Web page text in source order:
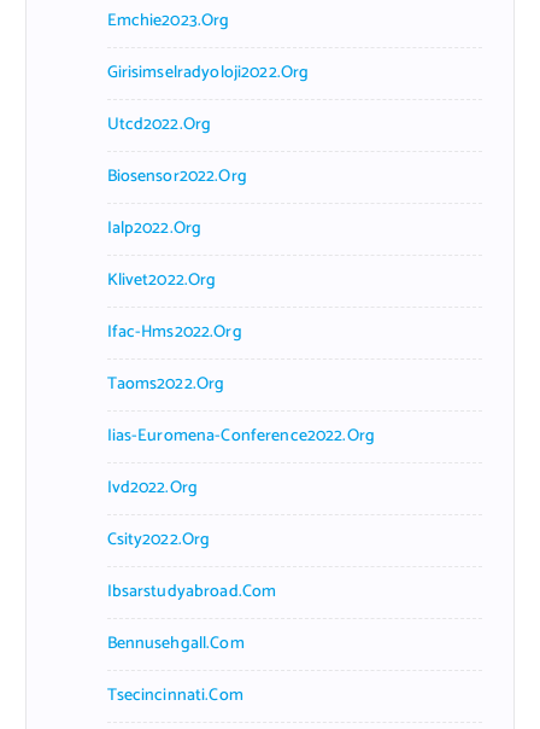
Emchie2023.org
Girisimselradyoloji2022.org
Utcd2022.org
Biosensor2022.org
Ialp2022.org
Klivet2022.org
Ifac-Hms2022.org
Taoms2022.org
Iias-Euromena-Conference2022.org
Ivd2022.org
Csity2022.org
Ibsarstudyabroad.com
Bennusehgall.com
Tsecincinnati.com